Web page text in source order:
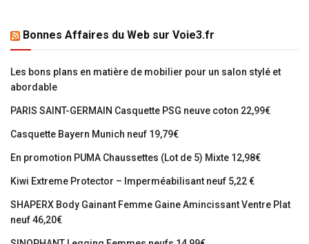
Bonnes Affaires du Web sur Voie3.fr
Les bons plans en matière de mobilier pour un salon stylé et
abordable
PARIS SAINT-GERMAIN Casquette PSG neuve coton 22,99€
Casquette Bayern Munich neuf 19,79€
En promotion PUMA Chaussettes (Lot de 5) Mixte 12,98€
Kiwi Extreme Protector – Imperméabilisant neuf 5,22 €
SHAPERX Body Gainant Femme Gaine Amincissant Ventre Plat
neuf 46,20€